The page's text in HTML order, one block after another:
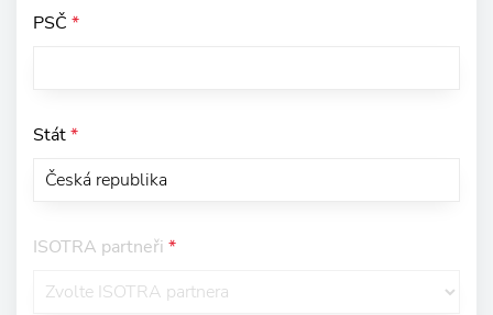
PSČ *
Stát*
ISOTRA partneři *